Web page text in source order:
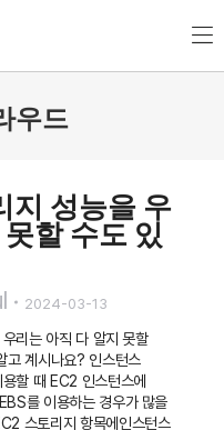
드
우드
지 성능을 우
할 수도 있
2024-03-13
리는 아직 다 알지 못할
계시나요? 인스턴스
할 때 EC2 인스턴스에
를 이용하는 경우가 많을
스토리지 항목에인스턴스